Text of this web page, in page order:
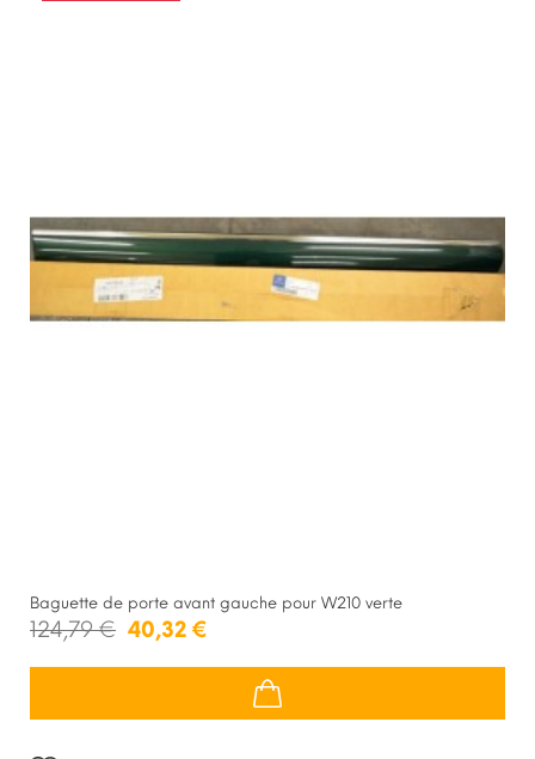
Baguette de porte avant gauche pour W210 verte
124,79 € 40,32 €